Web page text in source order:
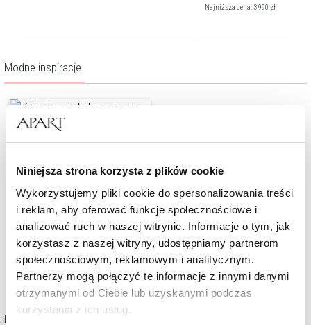
Niniejsza strona korzysta z plików cookie
Wykorzystujemy pliki cookie do spersonalizowania treści
i reklam, aby oferować funkcje społecznościowe i
analizować ruch w naszej witrynie. Informacje o tym, jak
korzystasz z naszej witryny, udostępniamy partnerom
społecznościowym, reklamowym i analitycznym.
Partnerzy mogą połączyć te informacje z innymi danymi
otrzymanymi od Ciebie lub uzyskanymi podczas
korzystania z ich usług.
Najniższa cena:3 990zł
Modne inspiracje
Kolekcja Pierścionki zaręczynowe